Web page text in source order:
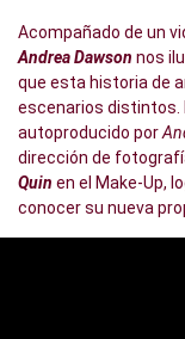
Acompañado de un
Andrea Dawson nos
que esta historia de
escenarios distintos.
autoproducido por
dirección de
Quin en el Make-Up,
conocer su nueva